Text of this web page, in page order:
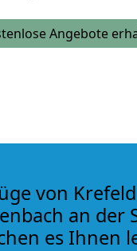
Angebote
von
an der
es Ihnen